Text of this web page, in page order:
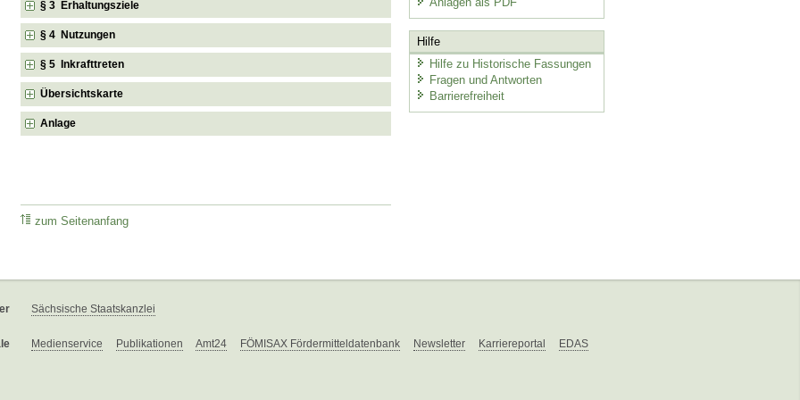
§ 3 Erhaltungsziele
§ 4 Nutzungen
§ 5 Inkrafttreten
Übersichtskarte
Anlage
zum Seitenanfang
Hilfe
Hilfe zu Historische Fassungen
Fragen und Antworten
Barrierefreiheit
Sächsische Staatskanzlei
Medienservice Publikationen Amt24 FÖMISAX Fördermitteldatenbank Newsletter Karriereportal EDAS